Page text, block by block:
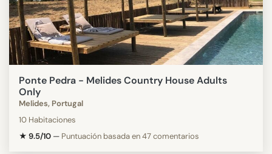
Ponte Pedra - Melides Country House Adults
Only
Melides, Portugal
10 Habitaciones
★ 9.5/10 — Puntuación basada en 47 comentarios